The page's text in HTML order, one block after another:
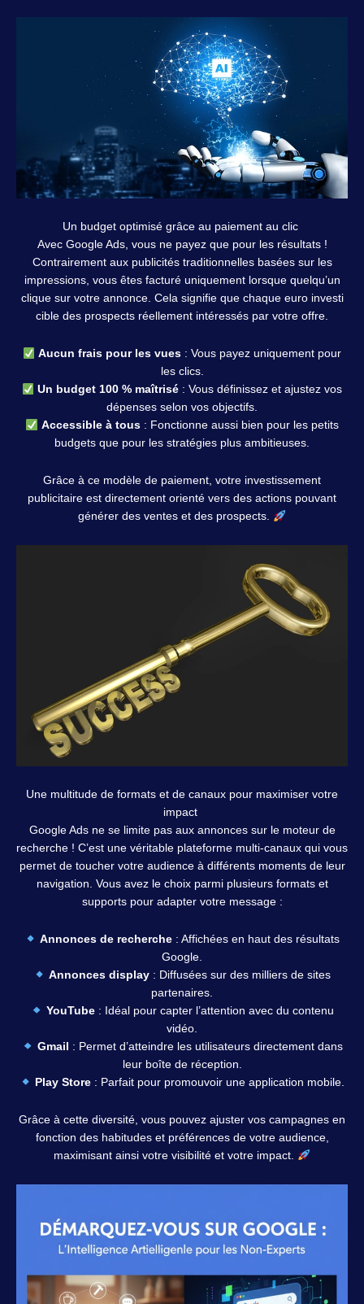
Un budget optimisé grâce au paiement au clic
Avec Google Ads, vous ne payez que pour les résultats !
Contrairement aux publicités traditionnelles basées sur les
impressions, vous êtes facturé uniquement lorsque quelqu’un
clique sur votre annonce. Cela signifie que chaque euro investi
cible des prospects réellement intéressés par votre offre.
Aucun frais pour les vues : Vous payez uniquement pour
les clics.
Un budget 100 % maîtrisé : Vous définissez et ajustez vos
dépenses selon vos objectifs.
Accessible à tous: Fonctionne aussi bien pour les petits
budgets que pour les stratégies plus ambitieuses.
Grâce à ce modèle de paiement, votre investissement
publicitaire est directement orienté vers des actions pouvant
générer des ventes et des prospects.
Une multitude de formats et de canaux pour maximiser votre
impact
Google Ads ne se limite pas aux annonces sur le moteur de
recherche ! C’est une véritable plateforme multi-canaux qui vous
permet de toucher votre audience à différents moments de leur
navigation. Vous avez le choix parmi plusieurs formats et
supports pour adapter votre message :
Annonces de recherche : Affichées en haut des résultats
Google.
Annonces display : Diffusées sur des milliers de sites
partenaires.
YouTube: Idéal pour capter l’attention avec du contenu
vidéo.
Gmail
: Permet d’atteindre les utilisateurs directement dans
leur boîte de réception.
Play Store : Parfait pour promouvoir une application mobile.
Grâce à cette diversité, vous pouvez ajuster vos campagnes en
fonction des habitudes et préférences de votre audience,
maximisant ainsi votre visibilité et votre impact.